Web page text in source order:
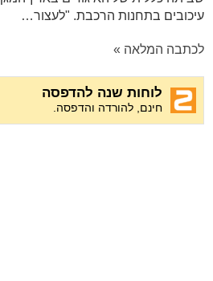
עיכובים בתחנות הרכבת. "לעצור…
לכתבה המלאה »